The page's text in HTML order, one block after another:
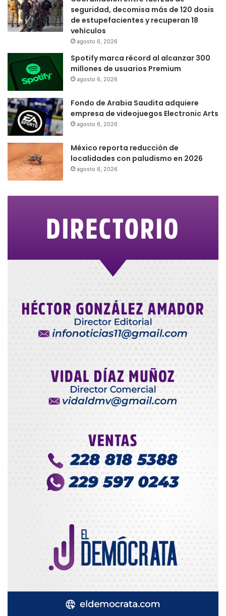
seguridad, decomisa más de 120 dosis
de estupefacientes y recuperan 18
vehículos
agosto 6, 2026
Spotify marca récord al alcanzar 300
millones de usuarios Premium
agosto 6, 2026
Fondo de Arabia Saudita adquiere
empresa de videojuegos Electronic Arts
agosto 6, 2026
México reporta reducción de
localidades con paludismo en 2026
agosto 6, 2026